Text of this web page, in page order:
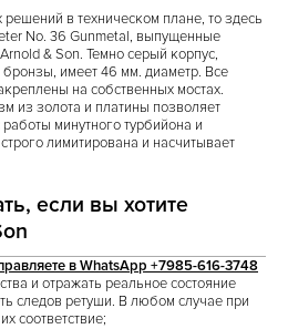
в техническом плане, то здесь
No. 36 Gunmetal, выпущенные
& Son. Темно серый корпус,
имеет 46 мм. диаметр. Все
на собственных мостах.
из золота и платины позволяет
минутного турбийона и
лимитирована и насчитывает
если вы хотите
в WhatsApp +7985-616-3748
и отражать реальное состояние
следов ретуши. В любом случае при
соответствие;